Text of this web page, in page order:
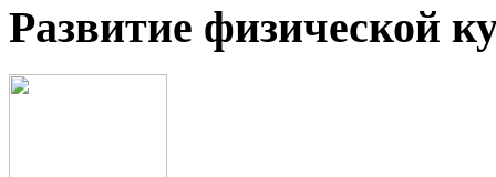
Развитие физической